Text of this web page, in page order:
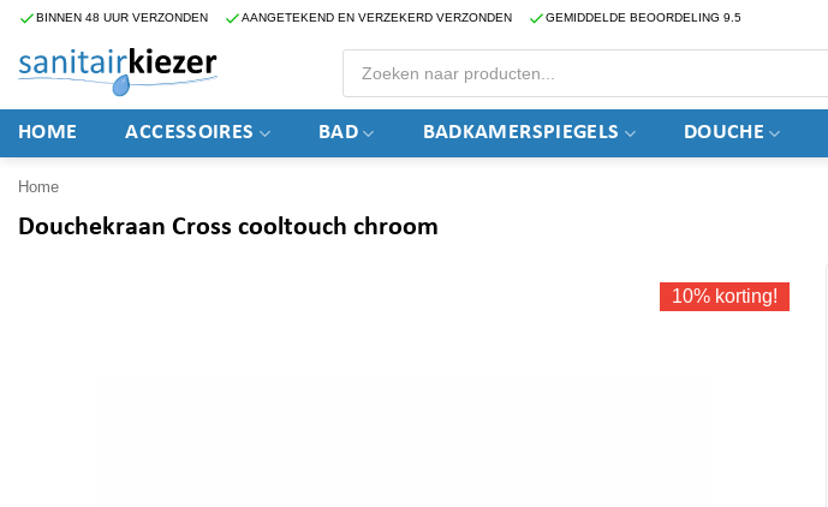
Ga
inhoud
BINNEN 48 UUR VERZONDEN AANGETEKEND EN VERZEKERD VERZONDEN GEMIDDELDE BEOORDELING 9.5
Producten
zoeken
HOME ACCESSOIRES BAD BADKAMERSPIEGELS DOUCHE
Home
Douchekraan Cross cooltouch chroom
10% korting!